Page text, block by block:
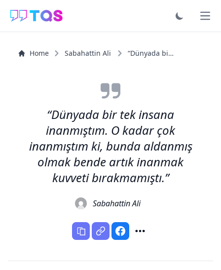
Home Sabahattin Ali “Dünyada bir tek insana inanmıştım. O kadar çok...”
“Dünyada bir tek insana
inanmıştım. O kadar çok
inanmıştım ki, bunda aldanmış
olmak bende artık inanmak
kuvveti bırakmamıştı.”
Sabahattin Ali